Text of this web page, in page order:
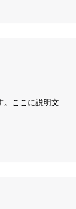
。ここに説明文